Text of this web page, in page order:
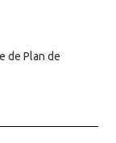
de Plan de